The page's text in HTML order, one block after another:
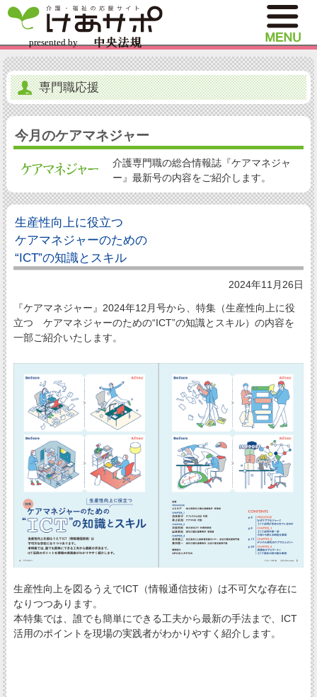
専門職応援
今月のケアマネジャー
介護専門職の総合情報誌『ケアマネジャ
ー』最新号の内容をご紹介します。
生産性向上に役立つ
ケアマネジャーのための
“ICT”の知識とスキル
2024年11月26日
『ケアマネジャー』2024年12月号から、特集（生産性向上に役
立つ ケアマネジャーのための“ICT”の知識とスキル）の内容を
一部ご紹介いたします。
生産性向上を図るうえでICT（情報通信技術）は不可欠な存在に
なりつつあります。
本特集では、誰でも簡単にできる工夫から最新の手法まで、ICT
活用のポイントを現場の実践者がわかりやすく紹介します。